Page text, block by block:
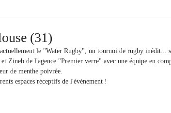
Patrimoine Appellations Récompenses
(31)
le "Water Rugby", un tournoi de rugby inédit...
et Zineb de l'agence "Premier verre" avec une équipe en
de menthe poivrée.
espaces réceptifs de l'événement !